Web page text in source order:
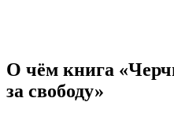
О чём книга
за свободу»